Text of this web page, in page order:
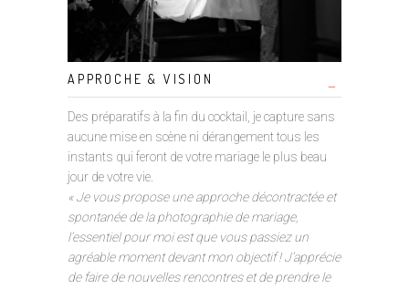
APPROCHE & VISION
Des préparatifs à la fin du cocktail, je capture sans
aucune mise en scène ni dérangement tous les
instants qui feront de votre mariage le plus beau
jour de votre vie.
« Je vous propose une approche décontractée et
spontanée de la photographie de mariage,
l’essentiel pour moi est que vous passiez un
agréable moment devant mon objectif ! J’apprécie
de faire de nouvelles rencontres et de prendre le